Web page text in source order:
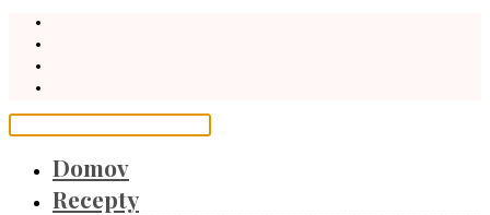
Domov
Recepty